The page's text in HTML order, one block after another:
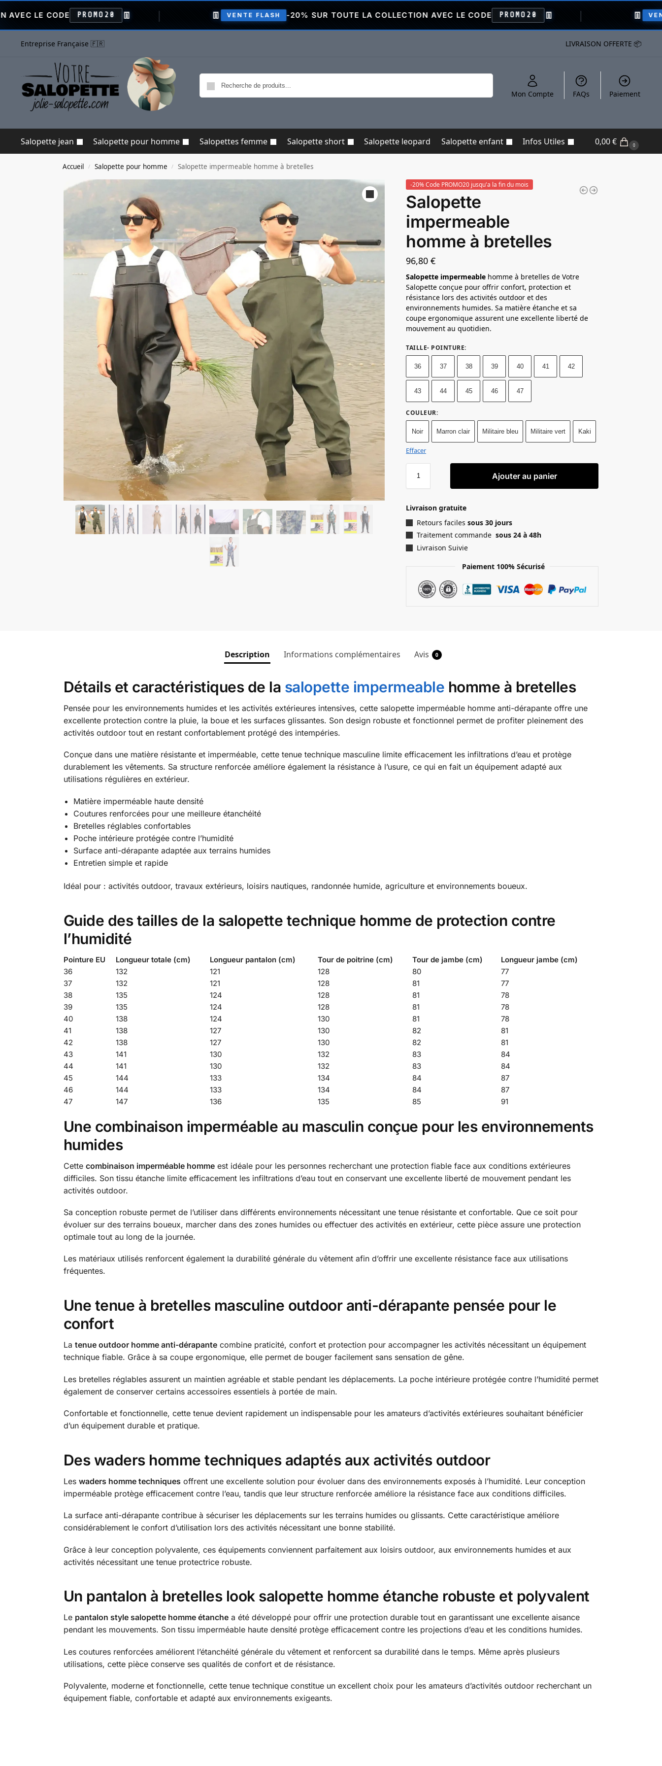
PROMO20 👖 VENTE FLASH -20% SUR TOUTE LA COLLECTION AVEC LE CODE PROMO20 👖 VENTE FLASH -
Entreprise Française 🇫🇷 LIVRAISON OFFERTE 📦
Mon Compte FAQs Paiement
Salopette jean Salopette pour homme Salopettes femme Salopette short Salopette leopard Salopette enfant Infos Utiles 0,00€ 0
Accueil / Salopette pour homme / Salopette impermeable homme à bretelles
-20% Code PROMO20 jusqu'a la fin du mois
Salopette
impermeable
homme à bretelles
96,80€
Salopette impermeable homme à bretelles de Votre
Salopette conçue pour offrir confort, protection et
résistance lors des activités outdoor et des
environnements humides. Sa matière étanche et sa
coupe ergonomique assurent une excellente liberté de
mouvement au quotidien.
TAILLE- POINTURE:
36 37 38 39 40 41 42
43 44 45 46 47
COULEUR:
Noir Marron clair Militaire bleu Militaire vert Kaki
Effacer
Ajouter au panier
Livraison gratuite
Retours facilessous 30 jours
Traitement commande sous 24 à 48h
Livraison Suivie
Paiement 100% Sécurisé
Description Informations complémentaires Avis 0
Détails et caractéristiques de la salopette impermeable homme à bretelles
Pensée pour les environnements humides et les activités extérieures intensives, cette salopette imperméable homme anti-dérapante offre une
excellente protection contre la pluie, la boue et les surfaces glissantes. Son design robuste et fonctionnel permet de profiter pleinement des
activités outdoor tout en restant confortablement protégé des intempéries.
Conçue dans une matière résistante et imperméable, cette tenue technique masculine limite efficacement les infiltrations d’eau et protège
durablement les vêtements. Sa structure renforcée améliore également la résistance à l’usure, ce qui en fait un équipement adapté aux
utilisations régulières en extérieur.
Matière imperméable haute densité
Coutures renforcées pour une meilleure étanchéité
Bretelles réglables confortables
Poche intérieure protégée contre l’humidité
Surface anti-dérapante adaptée aux terrains humides
Entretien simple et rapide
Idéal pour : activités outdoor, travaux extérieurs, loisirs nautiques, randonnée humide, agriculture et environnements boueux.
Guide des tailles de la salopette technique homme de protection contre
l’humidité
Pointure EU Longueur totale (cm) Longueur pantalon (cm) Tour de poitrine (cm) Tour de jambe (cm)
Longueur jambe (cm)
36
132 121 128 80
77
37
132 121 128 81
77
38
135 124 128 81
78
39
135 124 128 81
78
40
138 124 130 81
78
41
138 127 130 82
81
42
138 127 130 82
81
43
141 130 132 83
84
44
141 130 132 83
84
45
144 133 134 84
87
46
144 133 134 84
87
47
147 136 135 85 91
Une combinaison imperméable au masculin conçue pour les environnements
humides
Cette combinaison imperméable hommeest idéale pour les personnes recherchant une protection fiable face aux conditions extérieures
difficiles. Son tissu étanche limite efficacement les infiltrations d’eau tout en conservant une excellente liberté de mouvement pendant les
activités outdoor.
Sa conception robuste permet de l’utiliser dans différents environnements nécessitant une tenue résistante et confortable. Que ce soit pour
évoluer sur des terrains boueux, marcher dans des zones humides ou effectuer des activités en extérieur, cette pièce assure une protection
optimale tout au long de la journée.
Les matériaux utilisés renforcent également la durabilité générale du vêtement afin d’offrir une excellente résistance face aux utilisations
fréquentes.
Une tenue à bretelles masculine outdoor anti-dérapante pensée pour le
confort
La tenue outdoor homme anti-dérapantecombine praticité, confort et protection pour accompagner les activités nécessitant un équipement
technique fiable. Grâce à sa coupe ergonomique, elle permet de bouger facilement sans sensation de gêne.
Les bretelles réglables assurent un maintien agréable et stable pendant les déplacements. La poche intérieure protégée contre l’humidité permet
également de conserver certains accessoires essentiels à portée de main.
Confortable et fonctionnelle, cette tenue devient rapidement un indispensable pour les amateurs d’activités extérieures souhaitant bénéficier
d’un équipement durable et pratique.
Des waders homme techniques adaptés aux activités outdoor
Les waders homme techniques offrent une excellente solution pour évoluer dans des environnements exposés à l’humidité. Leur conception
imperméable protège efficacement contre l’eau, tandis que leur structure renforcée améliore la résistance face aux conditions difficiles.
La surface anti-dérapante contribue à sécuriser les déplacements sur les terrains humides ou glissants. Cette caractéristique améliore
considérablement le confort d’utilisation lors des activités nécessitant une bonne stabilité.
Grâce à leur conception polyvalente, ces équipements conviennent parfaitement aux loisirs outdoor, aux environnements humides et aux
activités nécessitant une tenue protectrice robuste.
Un pantalon à bretelles look salopette homme étanche robuste et polyvalent
Le pantalon style salopette homme étanchea été développé pour offrir une protection durable tout en garantissant une excellente aisance
pendant les mouvements. Son tissu imperméable haute densité protège efficacement contre les projections d’eau et les conditions humides.
Les coutures renforcées améliorent l’étanchéité générale du vêtement et renforcent sa durabilité dans le temps. Même après plusieurs
utilisations, cette pièce conserve ses qualités de confort et de résistance.
Polyvalente, moderne et fonctionnelle, cette tenue technique constitue un excellent choix pour les amateurs d’activités outdoor recherchant un
équipement fiable, confortable et adapté aux environnements exigeants.